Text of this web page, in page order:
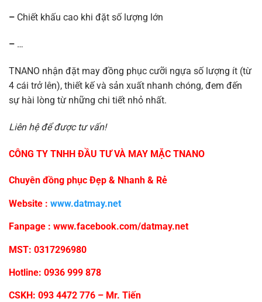
– Chiết khấu cao khi đặt số lượng lớn
– …
TNANO nhận đặt may đồng phục cưỡi ngựa số lượng ít (từ
4 cái trở lên), thiết kế và sản xuất nhanh chóng, đem đến
sự hài lòng từ những chi tiết nhỏ nhất.
Liên hệ để được tư vấn!
CÔNG TY TNHH ĐẦU TƯ VÀ MAY MẶC TNANO
Chuyên đồng phục Đẹp & Nhanh & Rẻ
Website : www.datmay.net
Fanpage : www.facebook.com/datmay.net
MST: 0317296980
Hotline: 0936 999 878
CSKH: 093 4472 776 – Mr. Tiến